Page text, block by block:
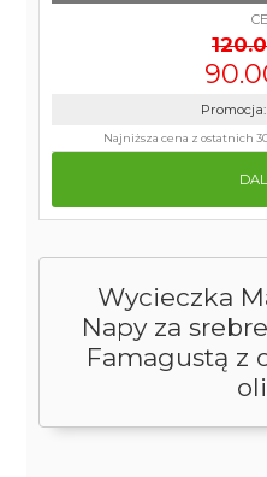
Wycieczka
Napy za
Famagustą z
Promocja:
Najniższa cena z ostatnich